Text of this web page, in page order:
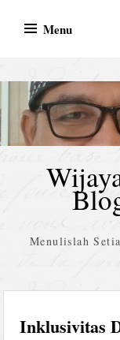
Menu
Menulislah
Inklusivitas